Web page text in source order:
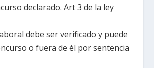
declarado. Art 3 de la ley
debe ser verificado y puede
o fuera de él por sentencia